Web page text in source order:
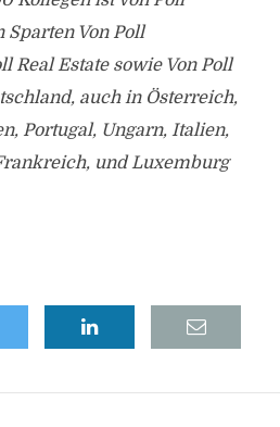
Von Poll
Real Estate sowie Von Poll
auch in Österreich,
Portugal, Ungarn, Italien,
und Luxemburg